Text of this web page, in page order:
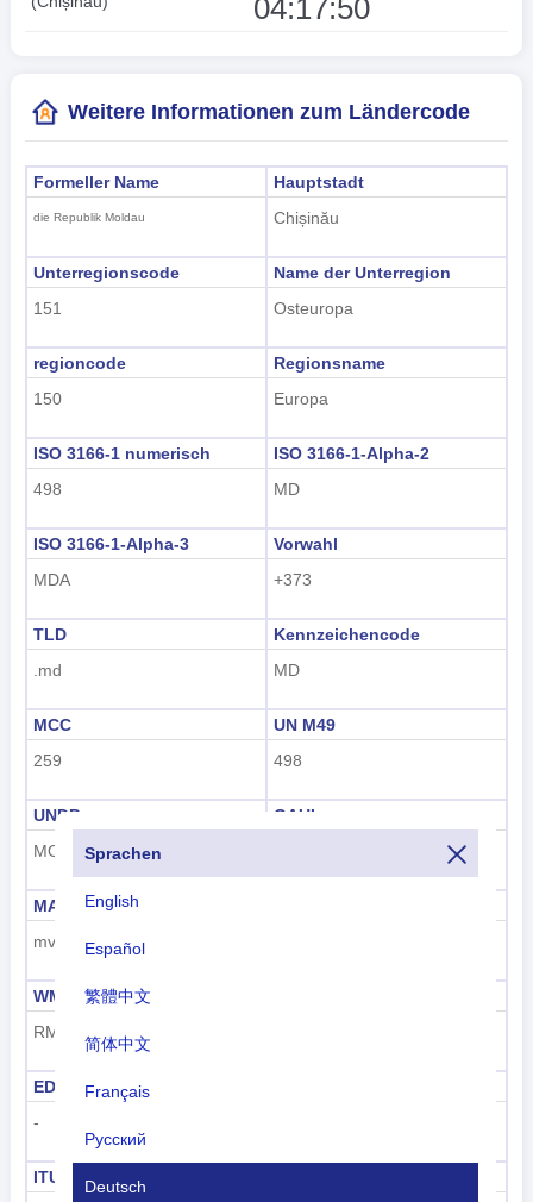
Sprachen
English
Español
繁體中文
简体中文
Français
Русский
Deutsch
04:17:51
Weitere Informationen zum Ländercode
Formeller Name
die Republik Moldau
Hauptstadt
Chișinău
Unterregionscode
151
Name der Unterregion
Osteuropa
regioncode
150
Regionsname
Europa
ISO 3166-1 numerisch
498
ISO 3166-1-Alpha-2
MD
ISO 3166-1-Alpha-3
MDA
Vorwahl
+373
TLD
.md
Kennzeichencode
MD
MCC
259
UN M49
498
UNDP
MOL
GAUL
MARC
mv
WMO
RM
EDGAR
-
ITU